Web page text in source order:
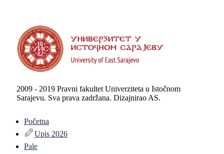
2009 - 2019 Pravni fakultet Univerziteta u Istočnom
Sarajevu. Sva prava zadržana. Dizajnirao AS.
Početna
Upis 2026
Pale